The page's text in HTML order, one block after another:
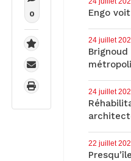
0 Engo
24 juillet
Brignoud
24 juillet
22 juillet